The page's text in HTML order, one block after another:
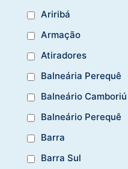
Ariribá
Armação
Atiradores
Balneária Perequê
Balneário Camboriú
Balneário Perequê
Barra
Barra Sul